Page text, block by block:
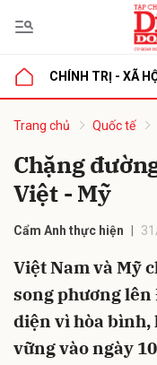
CHÍNH TRỊ - XÃ
Trang chủ Quốc tế
Chặng
Việt - Mỹ
Cẩm Anh thực hiện
Việt Nam và Mỹ
song phương lên
diện vì hòa bình,
vững vào ngày
luận